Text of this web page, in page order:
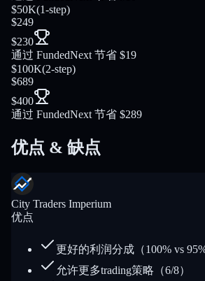
$50K(1-step)
$249
$230
通过 FundedNext 节省 $19
$100K(2-step)
$689
$400
通过 FundedNext 节省 $289
优点 & 缺点
City Traders Imperium
优点
更好的利润分成（100% vs 95%
允许更多trading策略（6/8）